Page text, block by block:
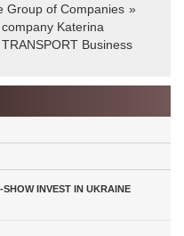
Group of Companies »
Katerina
Business
INVEST IN UKRAINE